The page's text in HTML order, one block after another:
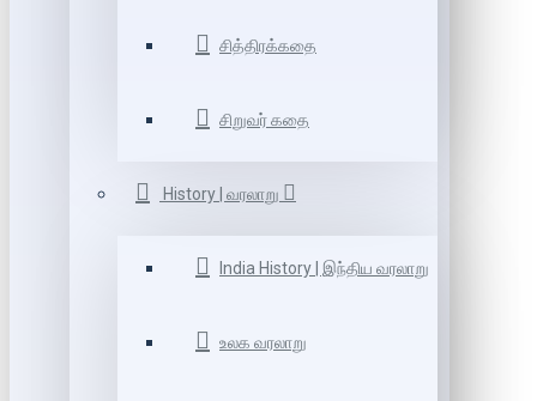
சித்திரக்கதை
சிறுவர் கதை
History | வரலாறு
India History | இந்திய வரலாறு
உலக வரலாறு